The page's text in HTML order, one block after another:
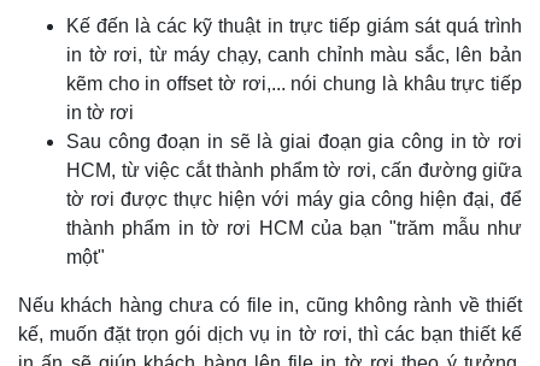
Kế đến là các kỹ thuật in trực tiếp giám sát quá trình
in tờ rơi, từ máy chạy, canh chỉnh màu sắc, lên bản
kẽm cho in offset tờ rơi,... nói chung là khâu trực tiếp
in tờ rơi
Sau công đoạn in sẽ là giai đoạn gia công in tờ rơi
HCM, từ việc cắt thành phẩm tờ rơi, cấn đường giữa
tờ rơi được thực hiện với máy gia công hiện đại, để
thành phẩm in tờ rơi HCM của bạn "trăm mẫu như
một"
Nếu khách hàng chưa có file in, cũng không rành về thiết
kế, muốn đặt trọn gói dịch vụ in tờ rơi, thì các bạn thiết kế